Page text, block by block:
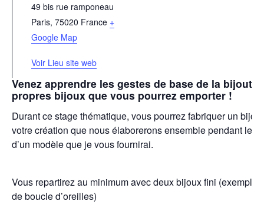
Venez apprendre les gestes de base de la
propres bijoux que vous pourrez emporter !
Durant ce stage thématique, vous pourrez fabriquer un
votre création que nous élaborerons ensemble pendant le
d’un modèle que je vous fournirai.
Vous repartirez au minimum avec deux bijoux fini (exemple
de boucle d’oreilles)
49 bis rue ramponeau
Paris, 75020 France +
Google Map
Voir Lieu site web